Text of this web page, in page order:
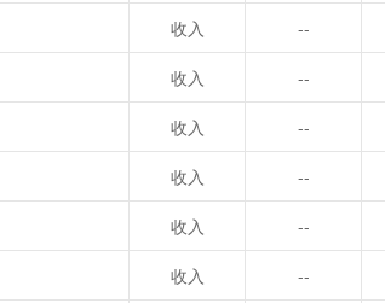
收入 --
收入 --
收入 --
收入 --
收入 --
收入 --